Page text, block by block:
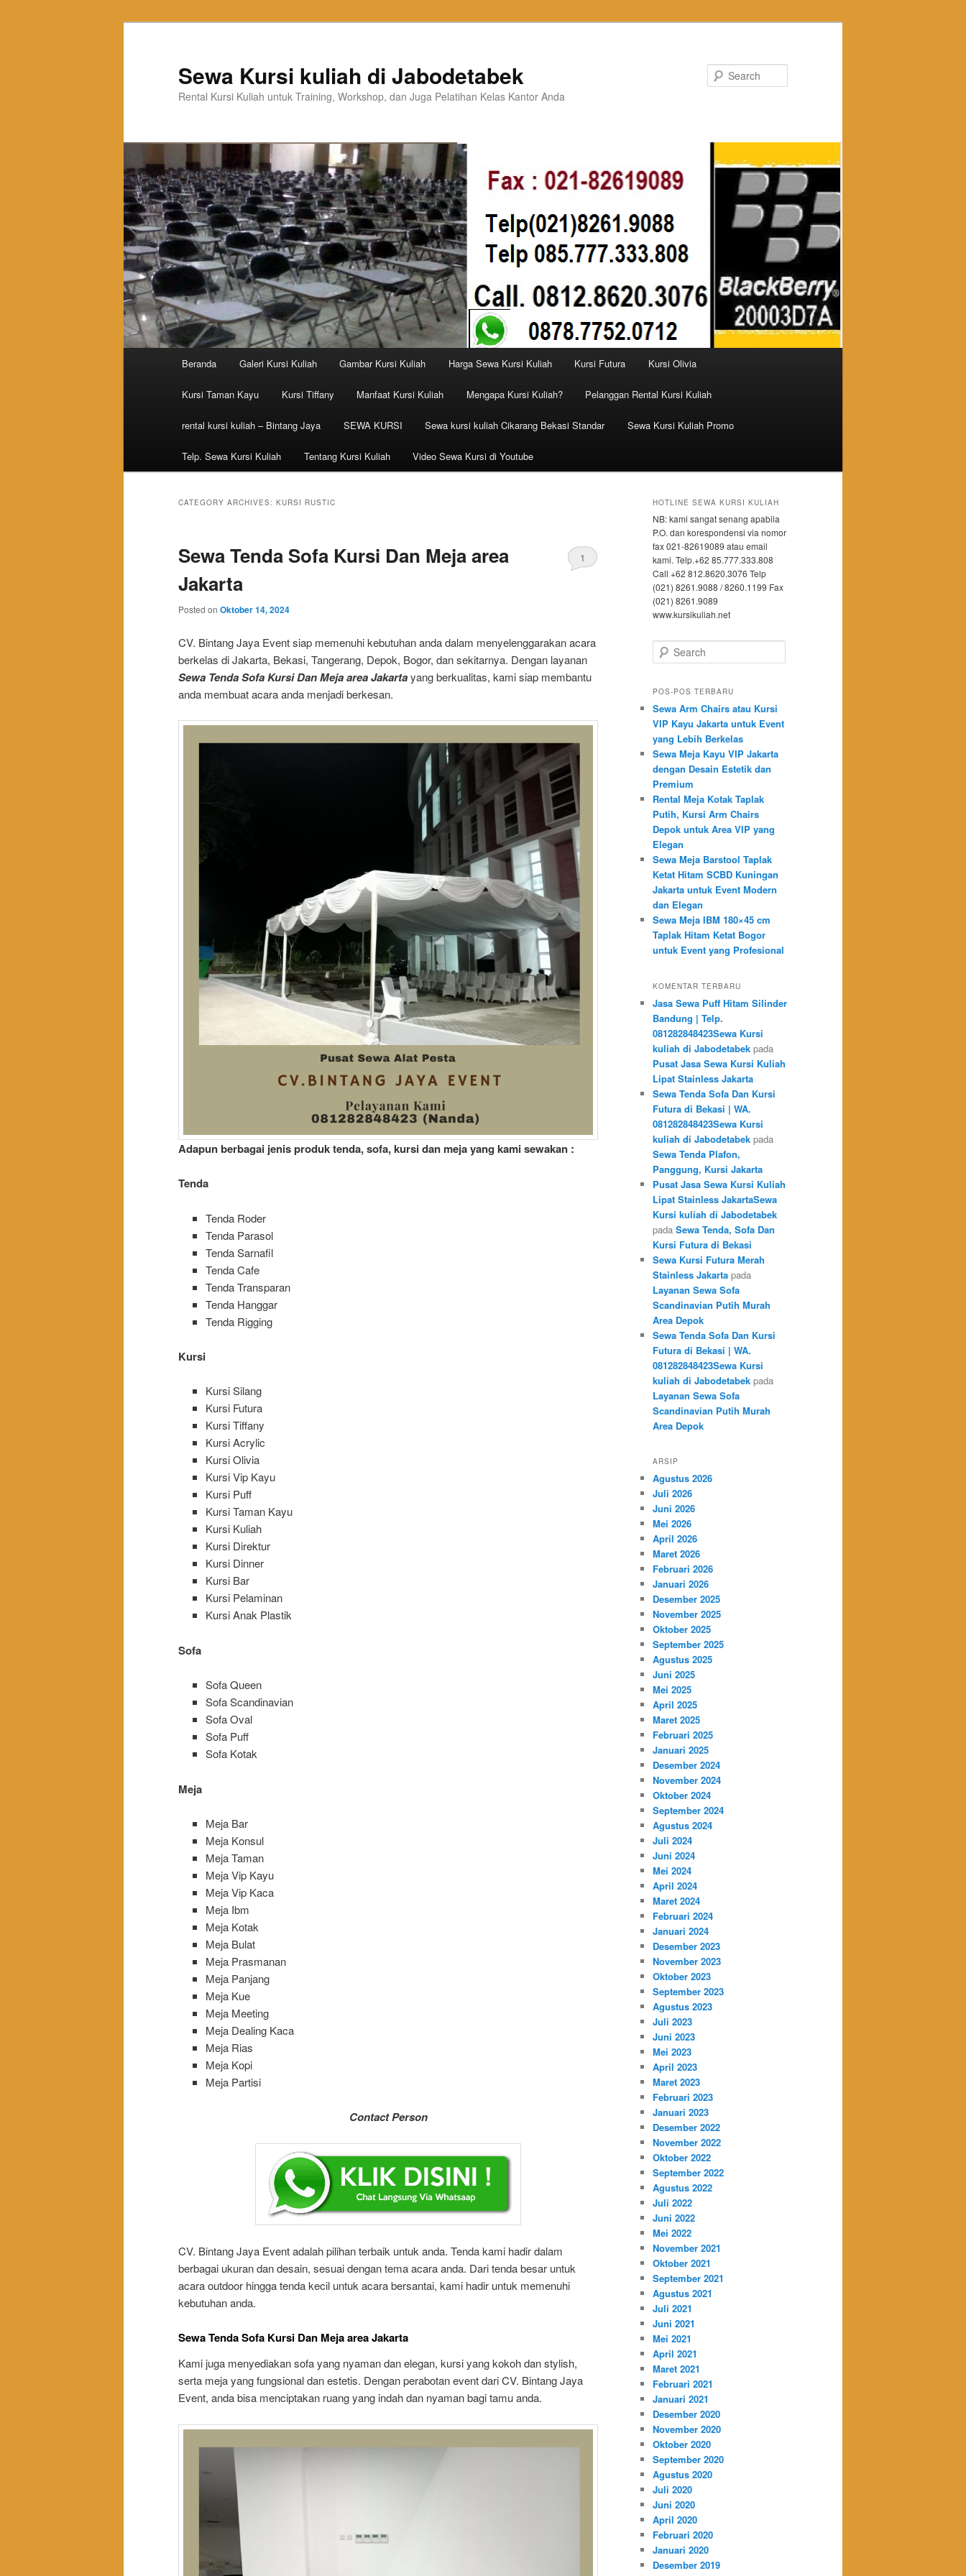
Sewa Kursi kuliah di Jabodetabek
Rental Kursi Kuliah untuk Training, Workshop, dan Juga Pelatihan Kelas Kantor Anda
Skip to primary content
Skip to secondary content
Beranda Galeri Kursi Kuliah Gambar Kursi Kuliah Harga Sewa Kursi Kuliah Kursi Futura Kursi Olivia
Kursi Taman Kayu Kursi Tiffany Manfaat Kursi Kuliah Mengapa Kursi Kuliah? Pelanggan Rental Kursi Kuliah
rental kursi kuliah – Bintang Jaya SEWA KURSI Sewa kursi kuliah Cikarang Bekasi Standar Sewa Kursi Kuliah Promo
Telp. Sewa Kursi Kuliah Tentang Kursi Kuliah Video Sewa Kursi di Youtube
CATEGORY ARCHIVES: KURSI RUSTIC
Sewa Tenda Sofa Kursi Dan Meja area
Jakarta
Posted on Oktober 14, 2024
1
CV. Bintang Jaya Event siap memenuhi kebutuhan anda dalam menyelenggarakan acara
berkelas di Jakarta, Bekasi, Tangerang, Depok, Bogor, dan sekitarnya. Dengan layanan
Sewa Tenda Sofa Kursi Dan Meja area Jakartayang berkualitas, kami siap membantu
anda membuat acara anda menjadi berkesan.
Adapun berbagai jenis produk tenda, sofa, kursi dan meja yang kami sewakan :
Tenda
Tenda Roder
Tenda Parasol
Tenda Sarnafil
Tenda Cafe
Tenda Transparan
Tenda Hanggar
Tenda Rigging
Kursi
Kursi Silang
Kursi Futura
Kursi Tiffany
Kursi Acrylic
Kursi Olivia
Kursi Vip Kayu
Kursi Puff
Kursi Taman Kayu
Kursi Kuliah
Kursi Direktur
Kursi Dinner
Kursi Bar
Kursi Pelaminan
Kursi Anak Plastik
Sofa
Sofa Queen
Sofa Scandinavian
Sofa Oval
Sofa Puff
Sofa Kotak
Meja
Meja Bar
Meja Konsul
Meja Taman
Meja Vip Kayu
Meja Vip Kaca
Meja Ibm
Meja Kotak
Meja Bulat
Meja Prasmanan
Meja Panjang
Meja Kue
Meja Meeting
Meja Dealing Kaca
Meja Rias
Meja Kopi
Meja Partisi
Contact Person
CV. Bintang Jaya Event adalah pilihan terbaik untuk anda. Tenda kami hadir dalam
berbagai ukuran dan desain, sesuai dengan tema acara anda. Dari tenda besar untuk
acara outdoor hingga tenda kecil untuk acara bersantai, kami hadir untuk memenuhi
kebutuhan anda.
Sewa Tenda Sofa Kursi Dan Meja area Jakarta
Kami juga menyediakan sofa yang nyaman dan elegan, kursi yang kokoh dan stylish,
serta meja yang fungsional dan estetis. Dengan perabotan event dari CV. Bintang Jaya
Event, anda bisa menciptakan ruang yang indah dan nyaman bagi tamu anda.
HOTLINE SEWA KURSI KULIAH
NB: kami sangat senang apabila
P.O. dan korespondensi via nomor
fax 021-82619089 atau email
kami. Telp.+62 85.777.333.808
Call +62 812.8620.3076 Telp
(021) 8261.9088 / 8260.1199 Fax
(021) 8261.9089
www.kursikuliah.net
Search
POS-POS TERBARU
Sewa Arm Chairs atau Kursi
VIP Kayu Jakarta untuk Event
yang Lebih Berkelas
Sewa Meja Kayu VIP Jakarta
dengan Desain Estetik dan
Premium
Rental Meja Kotak Taplak
Putih, Kursi Arm Chairs
Depok untuk Area VIP yang
Elegan
Sewa Meja Barstool Taplak
Ketat Hitam SCBD Kuningan
Jakarta untuk Event Modern
dan Elegan
Sewa Meja IBM 180×45 cm
Taplak Hitam Ketat Bogor
untuk Event yang Profesional
KOMENTAR TERBARU
Jasa Sewa Puff Hitam Silinder
Bandung | Telp.
081282848423Sewa Kursi
kuliah di Jabodetabek pada
Pusat Jasa Sewa Kursi Kuliah
Lipat Stainless Jakarta
Sewa Tenda Sofa Dan Kursi
Futura di Bekasi | WA.
081282848423Sewa Kursi
kuliah di Jabodetabek pada
Sewa Tenda Plafon,
Panggung, Kursi Jakarta
Pusat Jasa Sewa Kursi Kuliah
Lipat Stainless JakartaSewa
Kursi kuliah di Jabodetabek
pada Sewa Tenda, Sofa Dan
Kursi Futura di Bekasi
Sewa Kursi Futura Merah
Stainless Jakarta pada
Layanan Sewa Sofa
Scandinavian Putih Murah
Area Depok
Sewa Tenda Sofa Dan Kursi
Futura di Bekasi | WA.
081282848423Sewa Kursi
kuliah di Jabodetabek pada
Layanan Sewa Sofa
Scandinavian Putih Murah
Area Depok
ARSIP
Agustus 2026
Juli 2026
Juni 2026
Mei 2026
April 2026
Maret 2026
Februari 2026
Januari 2026
Desember 2025
November 2025
Oktober 2025
September 2025
Agustus 2025
Juni 2025
Mei 2025
April 2025
Maret 2025
Februari 2025
Januari 2025
Desember 2024
November 2024
Oktober 2024
September 2024
Agustus 2024
Juli 2024
Juni 2024
Mei 2024
April 2024
Maret 2024
Februari 2024
Januari 2024
Desember 2023
November 2023
Oktober 2023
September 2023
Agustus 2023
Juli 2023
Juni 2023
Mei 2023
April 2023
Maret 2023
Februari 2023
Januari 2023
Desember 2022
November 2022
Oktober 2022
September 2022
Agustus 2022
Juli 2022
Juni 2022
Mei 2022
November 2021
Oktober 2021
September 2021
Agustus 2021
Juli 2021
Juni 2021
Mei 2021
April 2021
Maret 2021
Februari 2021
Januari 2021
Desember 2020
November 2020
Oktober 2020
September 2020
Agustus 2020
Juli 2020
Juni 2020
April 2020
Februari 2020
Januari 2020
Desember 2019